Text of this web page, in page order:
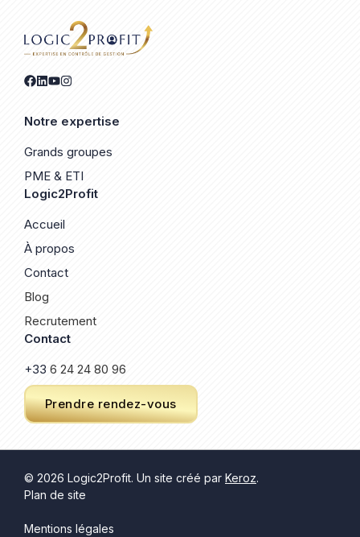
Notre expertise
Grands groupes
PME & ETI
Logic2Profit
Accueil
À propos
Contact
Blog
Recrutement
Contact
+33 6 24 24 80 96
Prendre rendez-vous
© 2026 Logic2Profit. Un site créé par Keroz.
Plan de site
Mentions légales